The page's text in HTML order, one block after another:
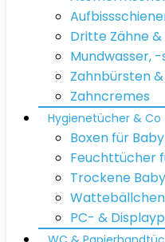
Dritte Zähne
Mundwasser,
Zahnbürsten
Zahncremes
Hygienetücher & Co
Boxen für
Feuchttücher
Trockene
PC- &